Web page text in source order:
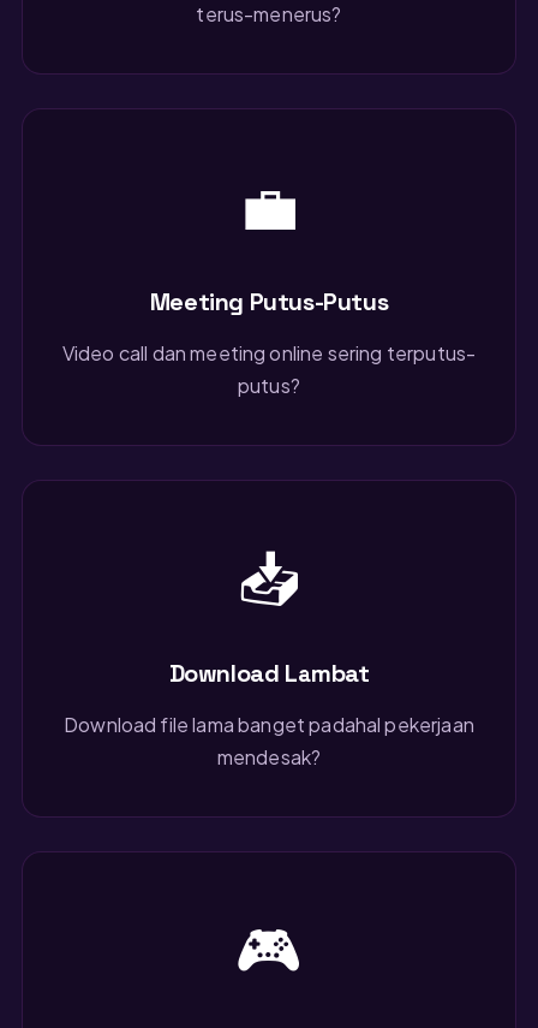
terus-menerus?
💼
Meeting Putus-Putus
Video call dan meeting online sering terputus-
putus?
📥
Download Lambat
Download file lama banget padahal pekerjaan
mendesak?
🎮